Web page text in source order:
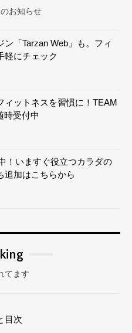
お知らせ
ン「Tarzan Web」も。フィ
軽にチェック
ィットネスを習慣に！TEAM
時受付中
！いますぐ役立つカラダの
追加はこちらから
てます
目次